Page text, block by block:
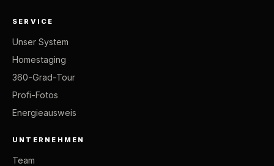
SERVICE
Unser System
Homestaging
360-Grad-Tour
Profi-Fotos
Energieausweis
UNTERNEHMEN
Team